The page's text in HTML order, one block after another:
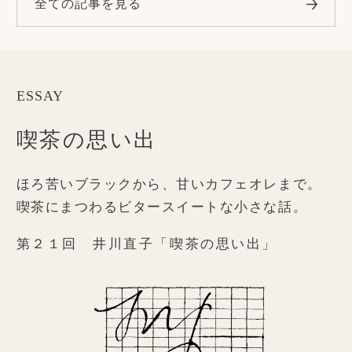
全ての記事を見る
ESSAY
喫茶の思い出
ほろ苦いブラックから、甘いカフェオレまで。
喫茶にまつわるビタースイートな小さな話。
第２１回 井川直子「喫茶の思い出」